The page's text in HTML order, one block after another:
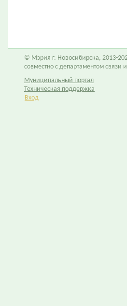
© Мэрия г. Новосибирска, 2013-
совместно с департаментом
Муниципальный портал
Техническая поддержка
Вход